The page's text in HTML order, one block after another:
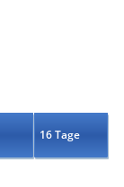
16 Tage